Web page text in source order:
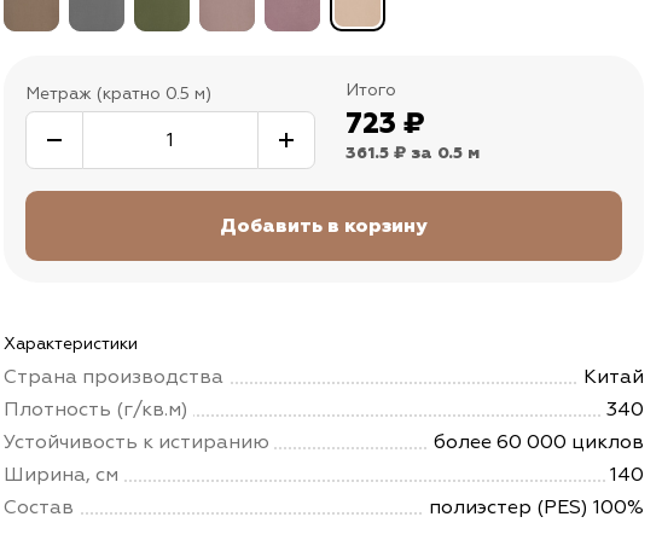
Метраж (кратно 0.5 м) Итого
723 ₽
361.5 ₽ за 0.5 м
Характеристики
Страна производства
Китай
Плотность (г/кв.м)
340
Устойчивость к истиранию
более 60 000 циклов
Ширина, см
140
Состав
полиэстер (PES) 100%